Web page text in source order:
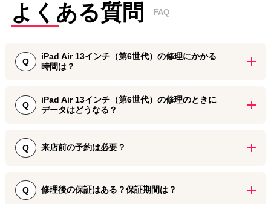
よくある質問 FAQ
Q
iPad Air 13インチ（第6世代）の修理にかかる
時間は？
能で、基本的に即日お返しとなります。 バッテリー交換などのパー
ツ交換は最短1日で対応しています。 なお、店舗やタイミングによ
iPhone修理ダイワンテレコムへお問い合わせください。
Q
iPad Air 13インチ（第6世代）の修理のときに
データはどうなる？
理後にはすぐに普段通りiPadをお使いいただけます。
Q 来店前の予約は必要？
がございます。あらかじめご連絡いただけますとスムーズな修理対
応が可能です。 修理ご依頼の受付は、ご予約をいただかなくてもご
Q 修理後の保証はある？保証期間は？